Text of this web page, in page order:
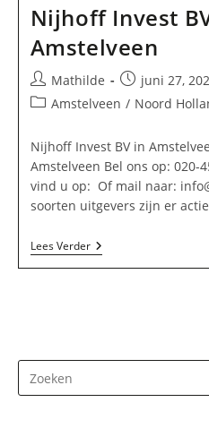
Nijhoff Invest
Amstelveen
Bericht
auteur:
Mathilde
Bericht
gepubliceerd
juni 27,
Berichtcategorie:
Amstelveen / Noord
Nijhoff Invest BV in
Amstelveen Bel ons op: 020-
vind u op: Of mail naar:
soorten uitgevers zijn er
Lees VerderNijhoff
Invest